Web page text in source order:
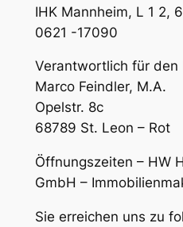
IHK Mannheim, L 1 2,
0621 -17090
Verantwortlich für den
Marco Feindler, M.A.
Opelstr. 8c
68789 St. Leon – Rot
Öffnungszeiten – HW
GmbH –
Sie erreichen uns zu